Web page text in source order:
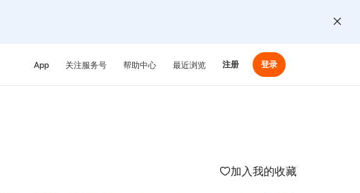
App 关注服务号 帮助中心 最近浏览 注册 登录
加入我的收藏